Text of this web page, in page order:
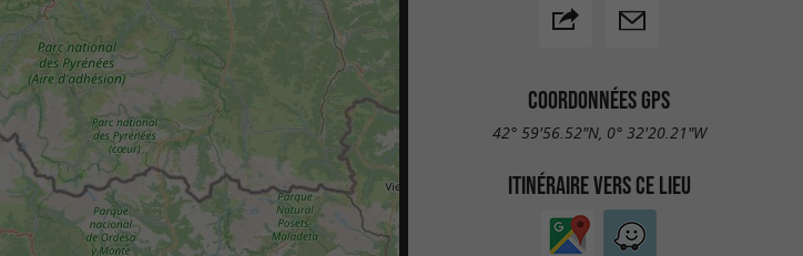
COORDONNÉES GPS
42° 59'56.52"N, 0° 32'20.21"W
ITINÉRAIRE VERS CE LIEU